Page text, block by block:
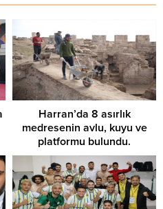
Harran’da 8 asırlık
medresenin avlu, kuyu ve
platformu bulundu.